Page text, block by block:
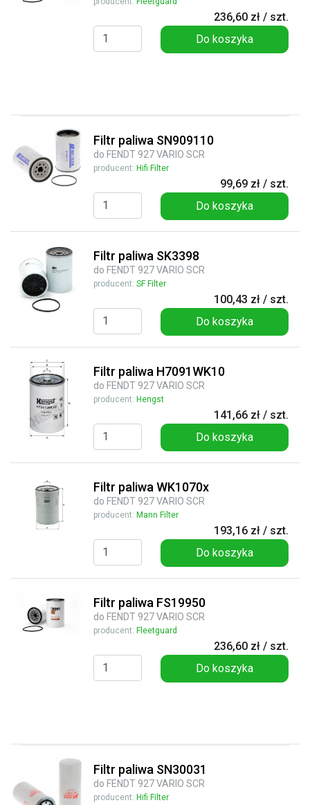
236,60 zł / szt.
Do koszyka
Filtr paliwa SN909110
do FENDT 927 VARIO SCR
producent: Hifi Filter
99,69 zł / szt.
Do koszyka
Filtr paliwa SK3398
do FENDT 927 VARIO SCR
producent: SF Filter
100,43 zł / szt.
Do koszyka
Filtr paliwa H7091WK10
do FENDT 927 VARIO SCR
producent: Hengst
141,66 zł / szt.
Do koszyka
Filtr paliwa WK1070x
do FENDT 927 VARIO SCR
producent: Mann Filter
193,16 zł / szt.
Do koszyka
Filtr paliwa FS19950
do FENDT 927 VARIO SCR
producent: Fleetguard
236,60 zł / szt.
Do koszyka
Filtr paliwa SN30031
do FENDT 927 VARIO SCR
producent: Hifi Filter